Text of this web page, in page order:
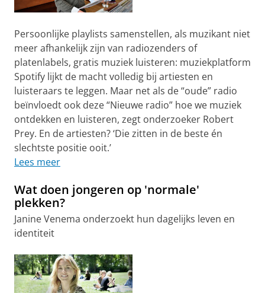
Persoonlijke playlists samenstellen, als muzikant niet
meer afhankelijk zijn van radiozenders of
platenlabels, gratis muziek luisteren: muziekplatform
Spotify lijkt de macht volledig bij artiesten en
luisteraars te leggen. Maar net als de “oude” radio
beïnvloedt ook deze “Nieuwe radio” hoe we muziek
ontdekken en luisteren, zegt onderzoeker Robert
Prey. En de artiesten? ‘Die zitten in de beste én
slechtste positie ooit.’
Lees meer
Wat doen jongeren op 'normale'
plekken?
Janine Venema onderzoekt hun dagelijks leven en
identiteit